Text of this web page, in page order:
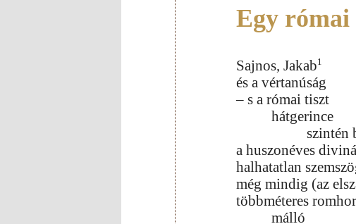
Egy római
Sajnos, Jakab1
és a vértanúság
– s a római tiszt
hátgerince
szintén
a huszonéves
halhatatlan
még mindig (az
többméteres
málló